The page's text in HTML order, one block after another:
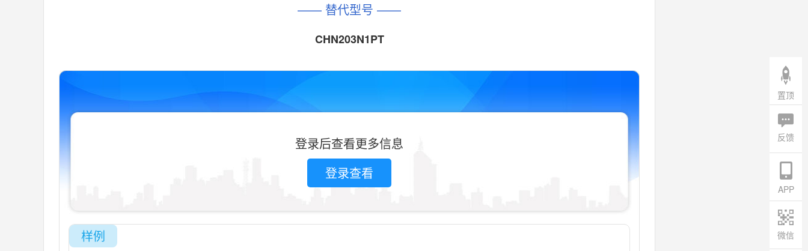
—— 替代型号 ——
CHN203N1PT
登录后查看更多信息
登录查看
样例
置顶
反馈
APP
微信